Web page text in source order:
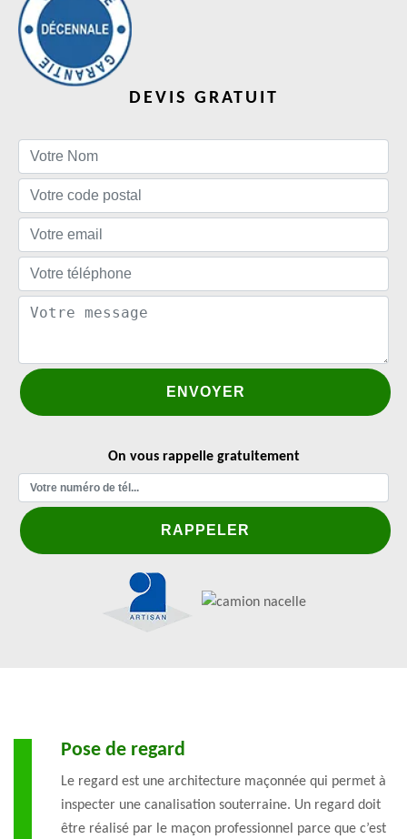
DEVIS GRATUIT
On vous rappelle gratuitement
Pose de regard
Le regard est une architecture maçonnée qui permet à
inspecter une canalisation souterraine. Un regard doit
être réalisé par le maçon professionnel parce que c’est